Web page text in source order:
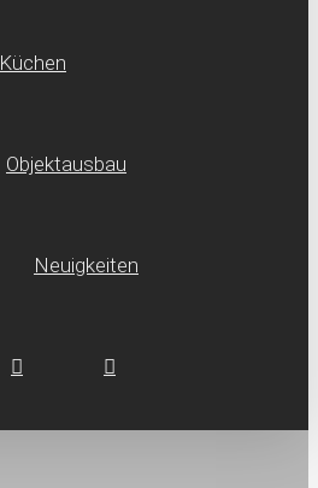
Küchen
Objektausbau
Neuig­keiten